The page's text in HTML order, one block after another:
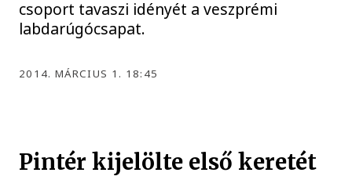
csoport tavaszi idényét a veszprémi
labdarúgócsapat.
2014. MÁRCIUS 1. 18:45
Pintér kijelölte első keretét